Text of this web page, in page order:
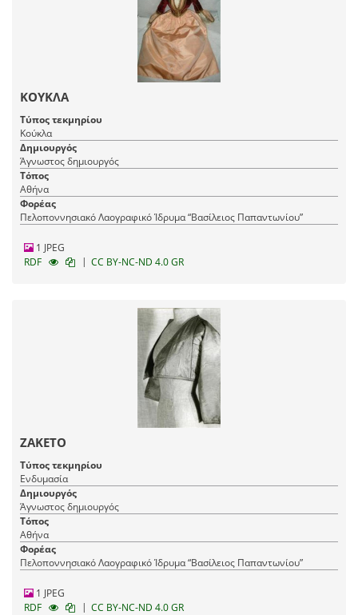
ΚΟΥΚΛΑ
Τύπος τεκμηρίου
Κούκλα
Δημιουργός
Άγνωστος δημιουργός
Τόπος
Αθήνα
Φορέας
Πελοποννησιακό Λαογραφικό Ίδρυμα “Βασίλειος Παπαντωνίου”
1 JPEG
RDF
| CC BY-NC-ND 4.0 GR
ΖΑΚΕΤΟ
Τύπος τεκμηρίου
Ενδυμασία
Δημιουργός
Άγνωστος δημιουργός
Τόπος
Αθήνα
Φορέας
Πελοποννησιακό Λαογραφικό Ίδρυμα “Βασίλειος Παπαντωνίου”
1 JPEG
RDF
| CC BY-NC-ND 4.0 GR